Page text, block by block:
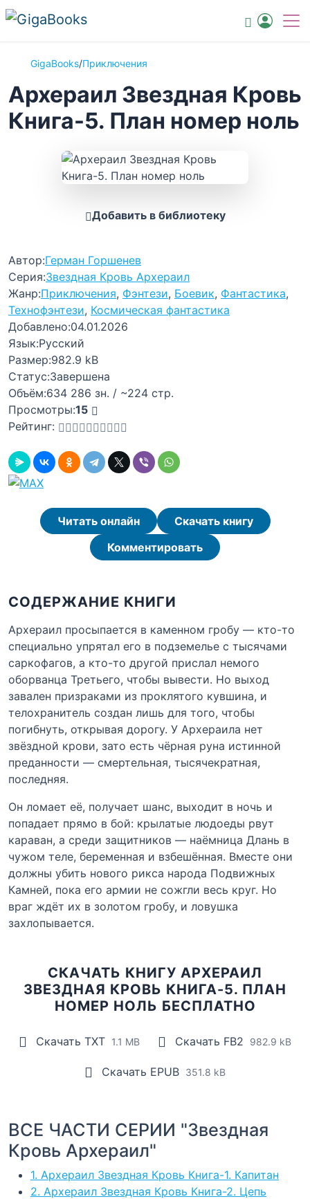
GigaBooks/Приключения
Архераил Звездная Кровь
Книга-5. План номер ноль
Добавить в библиотеку
Автор:Герман Горшенев
Серия:Звездная Кровь Архераил
Жанр:Приключения, Фэнтези, Боевик, Фантастика,
Технофэнтези, Космическая фантастика
Добавлено:04.01.2026
Язык:Русский
Размер:982.9 kB
Статус:Завершена
Объём:634 286 зн. / ~224 стр.
Просмотры:15
Рейтинг:
Читать онлайн
Скачать книгу
Комментировать
СОДЕРЖАНИЕ КНИГИ
Архераил просыпается в каменном гробу — кто-то
специально упрятал его в подземелье с тысячами
саркофагов, а кто-то другой прислал немого
оборванца Третьего, чтобы вывести. Но выход
завален призраками из проклятого кувшина, и
телохранитель создан лишь для того, чтобы
погибнуть, открывая дорогу. У Архераила нет
звёздной крови, зато есть чёрная руна истинной
преданности — смертельная, тысячекратная,
последняя.
Он ломает её, получает шанс, выходит в ночь и
попадает прямо в бой: крылатые людоеды рвут
караван, а среди защитников — наёмница Длань в
чужом теле, беременная и взбешённая. Вместе они
должны убить нового рикса народа Подвижных
Камней, пока его армии не сожгли весь круг. Но
враг ждёт их в золотом гробу, и ловушка
захлопывается.
СКАЧАТЬ КНИГУ АРХЕРАИЛ
ЗВЕЗДНАЯ КРОВЬ КНИГА-5. ПЛАН
НОМЕР НОЛЬ БЕСПЛАТНО
Скачать TXT 1.1 MB Скачать FB2 982.9 kB
Скачать EPUB 351.8 kB
ВСЕ ЧАСТИ СЕРИИ "Звездная
Кровь Архераил"
1. Архераил Звездная Кровь Книга-1. Капитан
2. Архераил Звездная Кровь Книга-2. Цепь